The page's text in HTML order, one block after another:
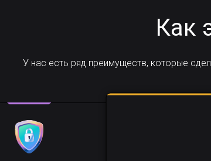
Как
У нас есть ряд преимуществ, которые